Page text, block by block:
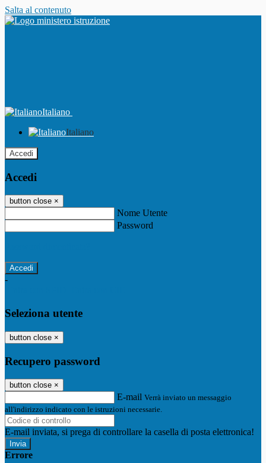
Salta al contenuto
Italiano
Italiano
Accedi
Accedi
button close ×
Nome Utente
Password
-
Seleziona utente
button close ×
Recupero password
button close ×
E-mail Verrà inviato un messaggio
all'indirizzo indicato con le istruzioni necessarie.
E-mail inviata, si prega di controllare la casella di posta elettronica!
Errore